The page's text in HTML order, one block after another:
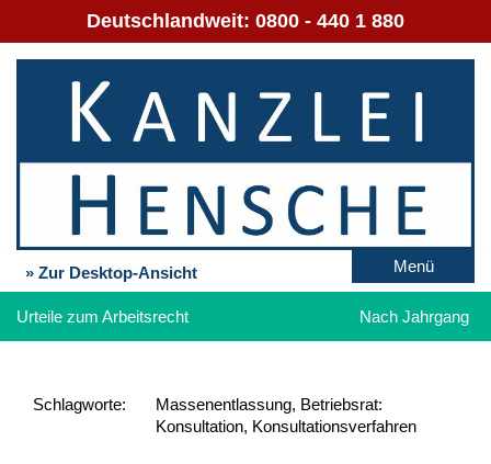
Deutschlandweit: 0800 - 440 1 880
» Zur Desktop-Ansicht Menü
Urteile zum Arbeitsrecht Nach Jahrgang
Schlag­worte:
Massenentlassung, Betriebsrat:
Konsultation, Konsultationsverfahren